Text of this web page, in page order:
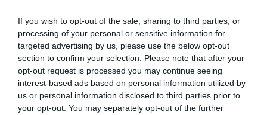
If you wish to opt-out of the sale, sharing to third parties, or
processing of your personal or sensitive information for
targeted advertising by us, please use the below opt-out
section to confirm your selection. Please note that after your
opt-out request is processed you may continue seeing
interest-based ads based on personal information utilized by
us or personal information disclosed to third parties prior to
your opt-out. You may separately opt-out of the further